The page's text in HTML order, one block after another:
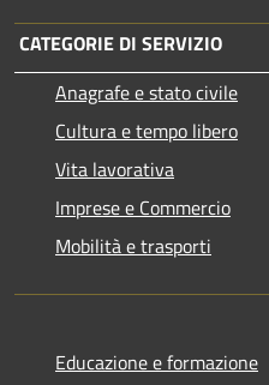
CATEGORIE DI SERVIZIO
Anagrafe e stato civile
Cultura e tempo libero
Vita lavorativa
Imprese e Commercio
Mobilità e trasporti
Educazione e formazione